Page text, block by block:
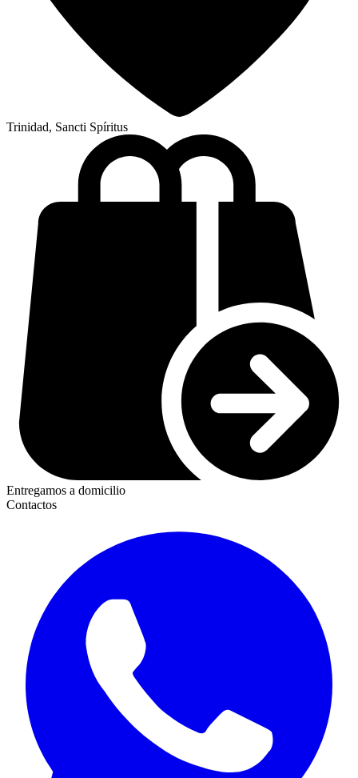
Trinidad, Sancti Spíritus
Entregamos a domicilio
Contactos